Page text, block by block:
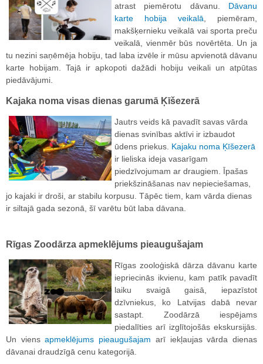
atrast piemērotu dāvanu. Dāvanu
karte hobija veikalā , piemēram,
makšķernieku veikalā vai sporta preču
veikalā, vienmēr būs novērtēta. Un ja
tu nezini saņēmēja hobiju, tad laba izvēle ir mūsu apvienotā dāvanu
karte hobijam. Tajā ir apkopoti dažādi hobiju veikali un atpūtas
piedāvājumi.
Kajaka noma visas dienas garumā Ķīšezerā
Jautrs veids kā pavadīt savas vārda
dienas svinības aktīvi ir izbaudot
ūdens priekus. Kajaku noma Ķīšezerā
ir lieliska ideja vasarīgam
piedzīvojumam ar draugiem. Īpašas
priekšzināšanas nav nepieciešamas,
jo kajaki ir droši, ar stabilu korpusu. Tāpēc tiem, kam vārda dienas
ir siltajā gada sezonā, šī varētu būt laba dāvana.
Rīgas Zoodārza apmeklējums pieaugušajam
Rīgas zooloģiskā dārza dāvanu karte
iepriecinās ikvienu, kam patīk pavadīt
laiku svaigā gaisā, iepazīstot
dzīvniekus, ko Latvijas dabā nevar
sastapt. Zoodārzā iespējams
piedalīties arī izglītojošās ekskursijās.
Un viensapmeklējums pieaugušajam arī iekļaujas vārda dienas
dāvanai draudzīgā cenu kategorijā.